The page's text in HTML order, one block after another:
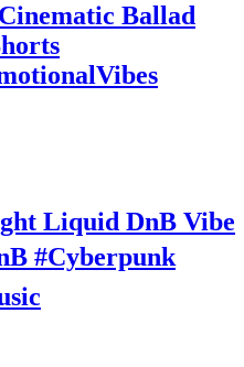
Ballad
Liquid DnB Vibe
#Cyberpunk